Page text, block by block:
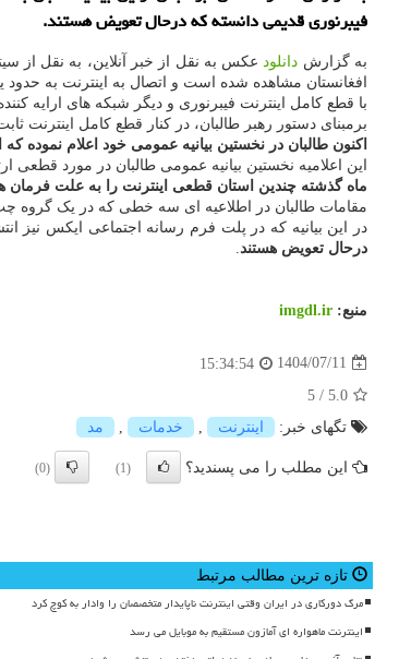
فیبرنوری قدیمی دانسته که درحال تعویض هستند.
به گزارش دانلودعکس به نقل از خبر آنلاین، به نقل از سیتنا، نت
افغانستان مشاهده شده است و اتصال به اینترنت به
با قطع کامل اینترنت فیبرنوری و دیگر شبکه های ارایه
برمبنای دستور رهبر طالبان، در کنار قطع کامل اینترنت ثابت، سرعت اینترنت
اکنون طالبان در نخستین بیانیه عمومی خود اعلام
این اعلامیه نخستین بیانیه عمومی طالبان در مورد قطعی
ماه گذشته چندین استان قطعی اینترنت را به علت فرمان
مقامات طالبان در اطلاعیه ای سه خطی که در یک گروه چت
در این بیانیه که در پلت فرم رسانه اجتماعی ایکس نیز
درحال تعویض هستند.
منبع: imgdl.ir
1404/07/11
15:34:54
5.0
/
5
تگهای خبر:
اینترنت , خدمات , مد
این مطلب را می پسندید؟ (1)
(0)
تازه ترین مطالب مرتبط
مرگ دورکاری در ایران وقتی اینترنت ناپایدار متخصصان را وادار به کوچ کرد
اینترنت ماهواره ای آمازون مستقیم به موبایل می رسد